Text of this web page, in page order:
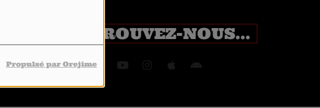
Propulsé par Orejime
RETROUVEZ-NOUS SUR